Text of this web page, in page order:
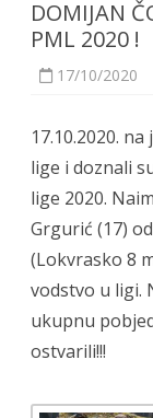
DOMIJAN
PML 2020 !
17/10/2020
17.10.2020.
lige i doznali
lige 2020.
Grgurić (17)
(Lokvrasko 8
vodstvo u ligi.
ukupnu
ostvarili!!!